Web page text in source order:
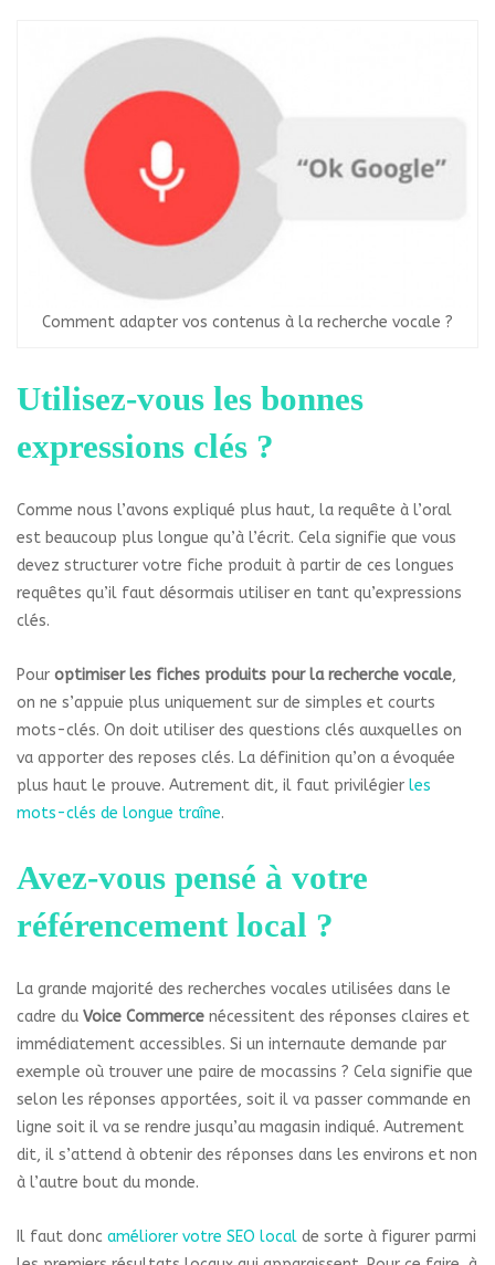
Comment adapter vos contenus à la recherche vocale ?
Utilisez-vous les bonnes
expressions clés ?
Comme nous l’avons expliqué plus haut, la requête à l’oral
est beaucoup plus longue qu’à l’écrit. Cela signifie que vous
devez structurer votre fiche produit à partir de ces longues
requêtes qu’il faut désormais utiliser en tant qu’expressions
clés.
Pour optimiser les fiches produits pour la recherche vocale,
on ne s’appuie plus uniquement sur de simples et courts
mots-clés. On doit utiliser des questions clés auxquelles on
va apporter des reposes clés. La définition qu’on a évoquée
plus haut le prouve. Autrement dit, il faut privilégier les
mots-clés de longue traîne.
Avez-vous pensé à votre
référencement local ?
La grande majorité des recherches vocales utilisées dans le
cadre du Voice Commerce nécessitent des réponses claires et
immédiatement accessibles. Si un internaute demande par
exemple où trouver une paire de mocassins ? Cela signifie que
selon les réponses apportées, soit il va passer commande en
ligne soit il va se rendre jusqu’au magasin indiqué. Autrement
dit, il s’attend à obtenir des réponses dans les environs et non
à l’autre bout du monde.
Il faut donc améliorer votre SEO local de sorte à figurer parmi